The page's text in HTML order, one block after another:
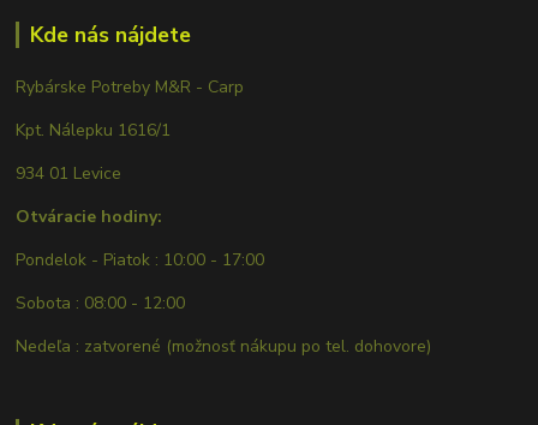
Kde nás nájdete
Rybárske Potreby M&R - Carp
Kpt. Nálepku 1616/1
934 01 Levice
Otváracie hodiny:
Pondelok - Piatok : 10:00 - 17:00
Sobota : 08:00 - 12:00
Nedeľa : zatvorené (možnosť nákupu po tel. dohovore)